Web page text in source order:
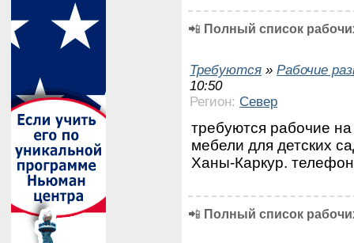
📲 Полный список
Требуются » Рабочие
10:50
Регион: Север
требуются рабочие
мебели для детских
Ханы-Каркур.
📲 Полный список